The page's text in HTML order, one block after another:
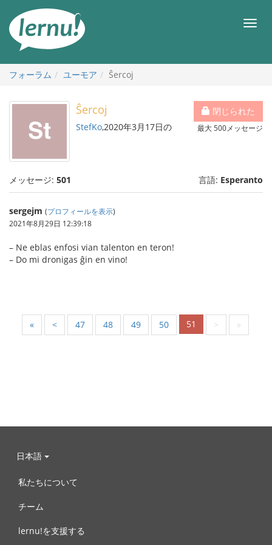
メ
フォーラム
ユーモア Ŝercoj
閉じられた
最大 500メッセージ
Ŝercoj
StefKo,2020年3月17日の
メッセージ: 501 言語: Esperanto
sergejm (プロフィールを表示)
2021年8月29日 12:39:18
– Ne eblas enfosi vian talenton en teron!
– Do mi dronigas ĝin en vino!
« < 47 48 49 50 51 > »
日本語
私たちについて
チーム
lernu!を支援する